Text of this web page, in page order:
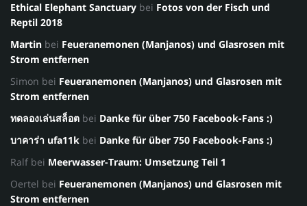
Ethical Elephant Sanctuary bei Fotos von der Fisch und
Reptil 2018
Martin bei Feueranemonen (Manjanos) und Glasrosen mit
Strom entfernen
Simon bei Feueranemonen (Manjanos) und Glasrosen mit
Strom entfernen
ทดลองเล่นสล็อต bei Danke für über 750 Facebook-Fans :)
บาคาร่า ufa11k bei Danke für über 750 Facebook-Fans :)
Ralf bei Meerwasser-Traum: Umsetzung Teil 1
Oertel bei Feueranemonen (Manjanos) und Glasrosen mit
Strom entfernen